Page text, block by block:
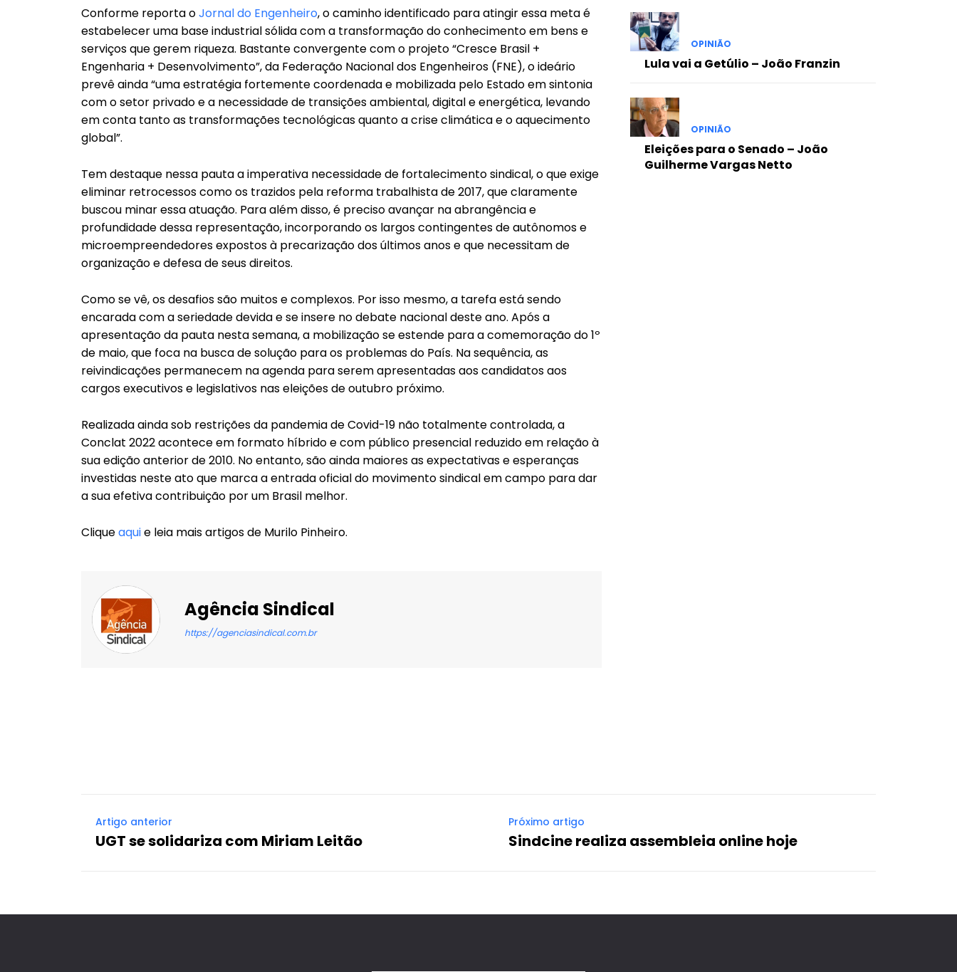
Conforme reporta oJornal do Engenheiro, o caminho identificado para atingir essa meta é
estabelecer uma base industrial sólida com a transformação do conhecimento em bens e
serviços que gerem riqueza. Bastante convergente com o projeto “Cresce Brasil +
Engenharia + Desenvolvimento”, da Federação Nacional dos Engenheiros (FNE), o ideário
prevê ainda “uma estratégia fortemente coordenada e mobilizada pelo Estado em sintonia
com o setor privado e a necessidade de transições ambiental, digital e energética, levando
em conta tanto as transformações tecnológicas quanto a crise climática e o aquecimento
global”.
Tem destaque nessa pauta a imperativa necessidade de fortalecimento sindical, o que exige
eliminar retrocessos como os trazidos pela reforma trabalhista de 2017, que claramente
buscou minar essa atuação. Para além disso, é preciso avançar na abrangência e
profundidade dessa representação, incorporando os largos contingentes de autônomos e
microempreendedores expostos à precarização dos últimos anos e que necessitam de
organização e defesa de seus direitos.
Como se vê, os desafios são muitos e complexos. Por isso mesmo, a tarefa está sendo
encarada com a seriedade devida e se insere no debate nacional deste ano. Após a
apresentação da pauta nesta semana, a mobilização se estende para a comemoração do 1º
de maio, que foca na busca de solução para os problemas do País. Na sequência, as
reivindicações permanecem na agenda para serem apresentadas aos candidatos aos
cargos executivos e legislativos nas eleições de outubro próximo.
Realizada ainda sob restrições da pandemia de Covid-19 não totalmente controlada, a
Conclat 2022 acontece em formato híbrido e com público presencial reduzido em relação à
sua edição anterior de 2010. No entanto, são ainda maiores as expectativas e esperanças
investidas neste ato que marca a entrada oficial do movimento sindical em campo para dar
a sua efetiva contribuição por um Brasil melhor.
Cliqueaquie leia mais artigos de Murilo Pinheiro.
Agência Sindical
https://agenciasindical.com.br
OPINIÃO
Lula vai a Getúlio – João Franzin
OPINIÃO
Eleições para o Senado – João
Guilherme Vargas Netto
Artigo anterior
UGT se solidariza com Miriam Leitão
Próximo artigo
Sindcine realiza assembleia online hoje